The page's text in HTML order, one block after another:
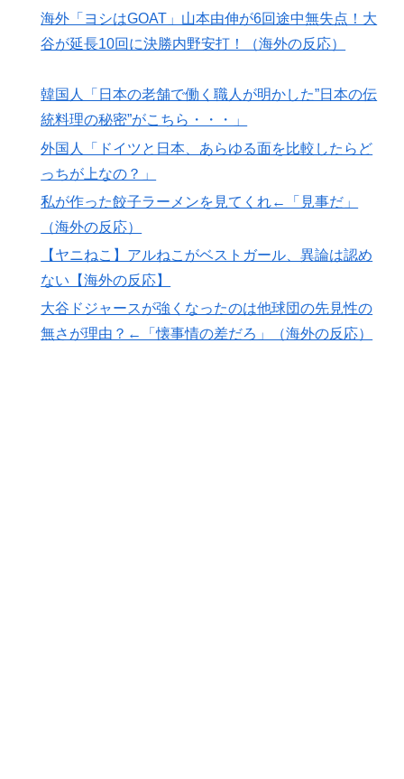
転の口火に「三振率＆四球率が高い奇妙な二面性」
▶
【海外の反応】8月9日は長崎に原爆が投下された日だな
りも焼夷弾爆撃のほうが被害が大きかったんだよな」
▶ 海外「日本人は何に使ってるんだ？」 世界的ブームの
人が続出
争で柵越えを連発「現役時代の噂は本当だったんだ
な…」
▶ スペインやフランスで山火事が拡大し消防士が消火活
動！！
▶ 日本のお盆をダブル台風直撃か？←「タイミング悪すぎ
る！」（海外の反応）
海外「ヨシはGOAT」山本由伸が6回途中無失点！大
谷が延長10回に決勝内野安打！（海外の反応）
韓国人「日本の老舗で働く職人が明かした”日本の伝
統料理の秘密”がこちら・・・」
外国人「ドイツと日本、あらゆる面を比較したらど
っちが上なの？」
私が作った餃子ラーメンを見てくれ←「見事だ」
（海外の反応）
【ヤニねこ】アルねこがベストガール、異論は認め
ない【海外の反応】
大谷ドジャースが強くなったのは他球団の先見性の
無さが理由？←「懐事情の差だろ」（海外の反応）